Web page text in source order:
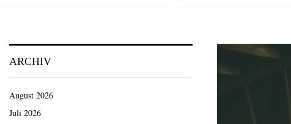
ARCHIV
August 2026
Juli 2026